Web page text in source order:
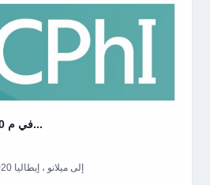
CPhI Worldwide 2020 في م...
سيعود CPhI Worldwide 2020 إلى ميلانو ، إيطاليا